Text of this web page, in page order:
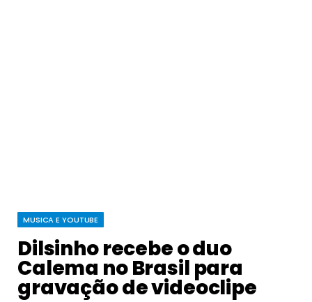
MUSICA E YOUTUBE
Dilsinho recebe o duo
Calema no Brasil para
gravação de videoclipe